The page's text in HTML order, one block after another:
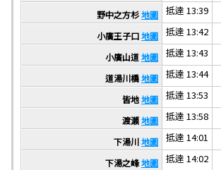
野中之方杉地圖 抵達 13:39
小廣王子口地圖 抵達 13:42
小廣山道地圖 抵達 13:43
道湯川橋地圖 抵達 13:44
皆地地圖 抵達 13:53
渡瀨地圖 抵達 13:58
下湯川地圖 抵達 14:01
下湯之峰地圖 抵達 14:02